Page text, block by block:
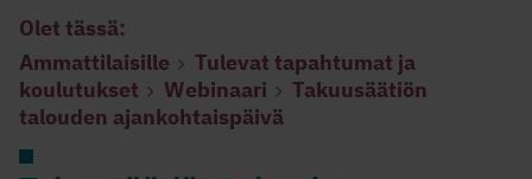
Olet tässä:
Ammattilaisille
Tulevat tapahtumat ja
koulutukset
Webinaari
Takuusäätiön
talouden ajankohtaispäivä